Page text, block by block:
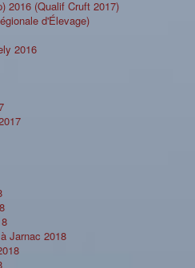
2016 (Qualif Cruft 2017)
d'Élevage)
2016
Jarnac 2018